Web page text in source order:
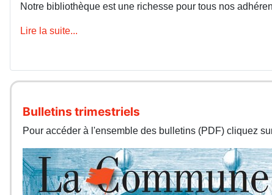
Notre bibliothèque est une richesse pour tous nos
Lire la suite...
Bulletins trimestriels
Pour accéder à l'ensemble des bulletins (PDF) cliquez